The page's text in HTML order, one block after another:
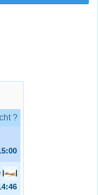
?